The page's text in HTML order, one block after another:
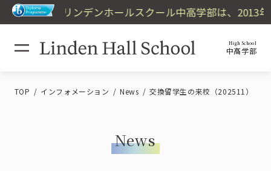
リンデンホールスクール中高学部は、2013年
High School
中高学部
TOP インフォメーション News 交換留学生の来校（202511）
News